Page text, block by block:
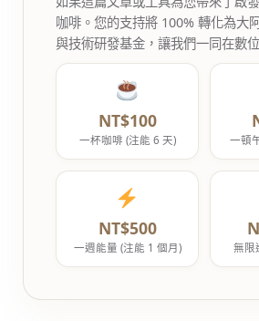
咖啡。您的支持將 100% 轉化為大
與技術研發基金，讓我們一同在數
NT$100
一杯咖啡 (注能 6 天) 一頓
NT$500
一週能量 (注能 1 個月) 無限